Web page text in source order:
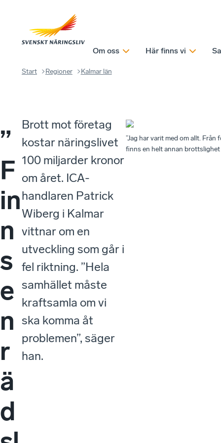
Om oss Här finns vi
Start Regioner Kalmar län
”
F
in
n
s
e
n
r
ä
d
Brott mot företag
kostar näringslivet
100 miljarder kronor
om året. ICA-
handlaren Patrick
Wiberg i Kalmar
vittnar om en
utveckling som går i
fel riktning. ”Hela
samhället måste
kraftsamla om vi
ska komma åt
problemen”, säger
han.
”Jag har varit med om allt.
finns en helt annan brottslighet